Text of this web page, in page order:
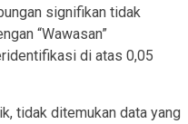
signifikan tidak
“Wawasan”
di atas 0,05
tidak ditemukan data yang